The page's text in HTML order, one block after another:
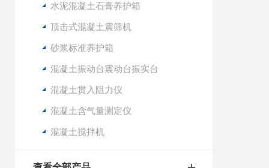
水泥混凝土石膏养护箱
顶击式混凝土震筛机
砂浆标准养护箱
混凝土振动台震动台振实台
混凝土贯入阻力仪
混凝土含气量测定仪
混凝土搅拌机